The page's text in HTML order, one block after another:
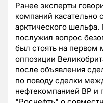
Ранее эксперты
компаний касательно
арктического
послужил вопрос
был стоять на первом
оппозиции
после объявления
по поводу сделки
нефтекомпанией BP и